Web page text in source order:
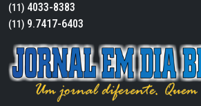
(11) 4033-8383
(11) 9.7417-6403